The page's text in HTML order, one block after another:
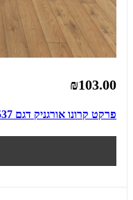
₪103.00
פרקט קרונו אורגניק דגם 5537